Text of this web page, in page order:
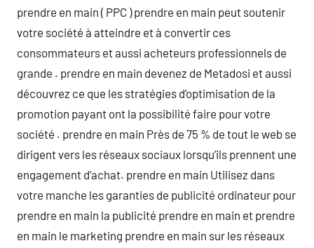
prendre en main ( PPC ) prendre en main peut soutenir
votre société à atteindre et à convertir ces
consommateurs et aussi acheteurs professionnels de
grande . prendre en main devenez de Metadosi et aussi
découvrez ce que les stratégies d’optimisation de la
promotion payant ont la possibilité faire pour votre
société . prendre en main Près de 75 % de tout le web se
dirigent vers les réseaux sociaux lorsqu’ils prennent une
engagement d’achat. prendre en main Utilisez dans
votre manche les garanties de publicité ordinateur pour
prendre en main la publicité prendre en main et prendre
en main le marketing prendre en main sur les réseaux